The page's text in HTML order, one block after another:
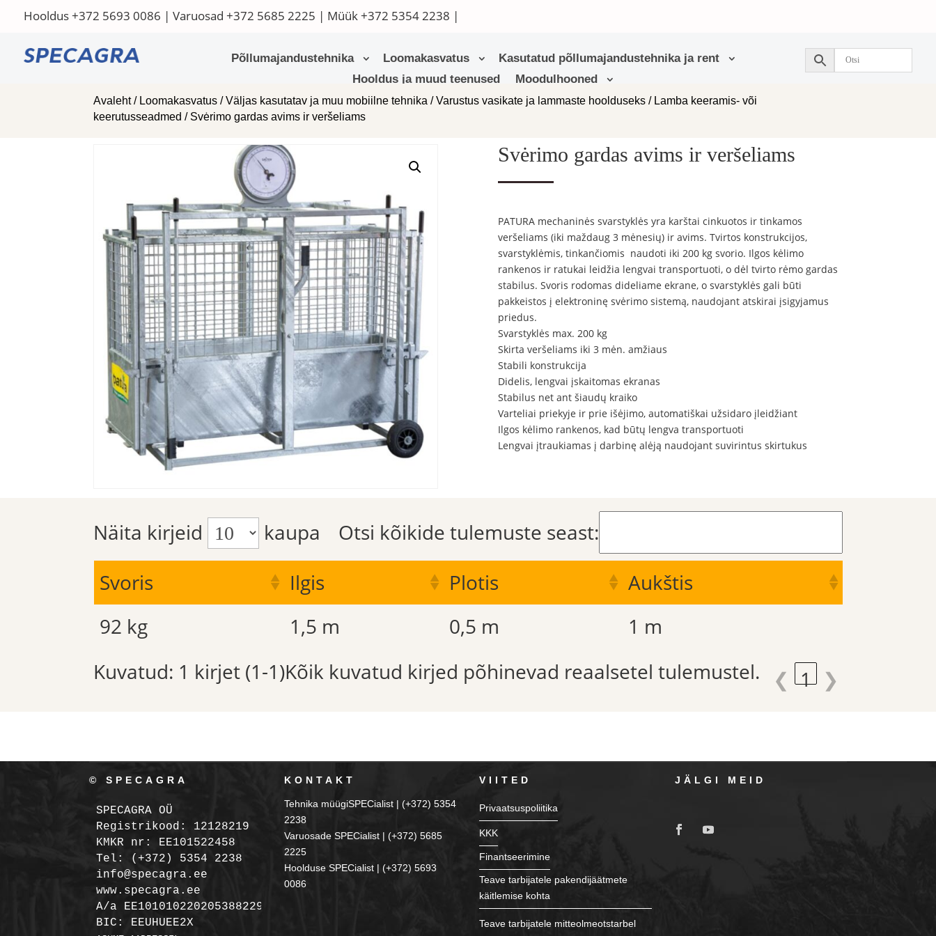
Hooldus+372 5693 0086 | Varuosad +372 5685 2225 | Müük+372 5354 2238 |
Põllumajandustehnika Loomakasvatus
Kasutatud põllumajandustehnika ja rent
Hooldus ja muud teenused
Moodulhooned
Avaleht/ Loomakasvatus /Väljas kasutatav ja muu mobiilne tehnika /Varustus vasikate ja lammaste hoolduseks / Lamba keeramis- või
keerutusseadmed / Svėrimo gardas avims ir veršeliams
Svėrimo gardas avims ir veršeliams
PATURA mechaninės svarstyklės yra karštai cinkuotos ir tinkamos
veršeliams (iki maždaug 3 mėnesių) ir avims. Tvirtos konstrukcijos,
svarstyklėmis, tinkančiomis naudoti iki 200 kg svorio. Ilgos kėlimo
rankenos ir ratukai leidžia lengvai transportuoti, o dėl tvirto rėmo gardas
stabilus. Svoris rodomas dideliame ekrane, o svarstyklės gali būti
pakkeistos į elektroninę svėrimo sistemą, naudojant atskirai įsigyjamus
priedus.
Svarstyklės max. 200 kg
Skirta veršeliams iki 3 mėn. amžiaus
Stabili konstrukcija
Didelis, lengvai įskaitomas ekranas
Stabilus net ant šiaudų kraiko
Varteliai priekyje ir prie išėjimo, automatiškai užsidaro įleidžiant
Ilgos kėlimo rankenos, kad būtų lengva transportuoti
Lengvai įtraukiamas į darbinę alėją naudojant suvirintus skirtukus
Näita kirjeid kaupa
Otsi kõikide tulemuste seast:
Svoris
Ilgis Plotis
Aukštis
92 kg
1,5 m 0,5 m
1 m
Kuvatud: 1 kirjet (1-1)Kõik kuvatud kirjed põhinevad reaalsetel tulemustel.
❮ 1 ❯
© SPECAGRA
SPECAGRA OÜ
Registrikood: 12128219
KMKR nr: EE101522458
Tel: (+372) 5354 2238
info@specagra.ee
A/a EE101010220205388229 SEB
BIC: EEUHUEE2X
KONTAKT
Tehnika müügiSPECialist | (+372) 5354
2238
Varuosade SPECialist | (+372) 5685
2225
Hoolduse SPECialist | (+372) 5693
0086
VIITED
Privaatsuspoliitika
KKK
Finantseerimine
Teave tarbijatele pakendijäätmete
käitlemise kohta
Teave tarbijatele mitteolmeotstarbel
JÄLGI MEID